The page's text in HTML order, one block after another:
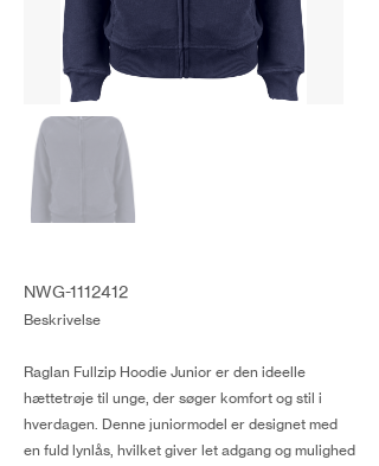
NWG-1112412
Beskrivelse
Raglan Fullzip Hoodie Junior er den ideelle
hættetrøje til unge, der søger komfort og stil i
hverdagen. Denne juniormodel er designet med
en fuld lynlås, hvilket giver let adgang og mulighed